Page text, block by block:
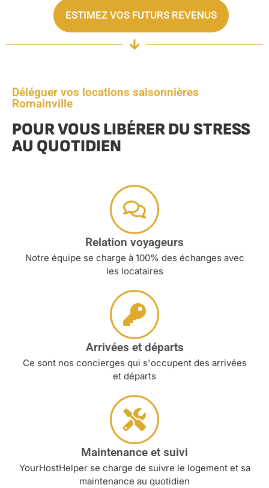
ESTIMEZ VOS FUTURS REVENUS
Déléguer vos locations saisonnières
Romainville
POUR VOUS LIBÉRER DU STRESS
AU QUOTIDIEN
Relation voyageurs
Notre équipe se charge à 100% des échanges avec
les locataires
Arrivées et départs
Ce sont nos concierges qui s'occupent des arrivées
et départs
Maintenance et suivi
YourHostHelper se charge de suivre le logement et sa
maintenance au quotidien